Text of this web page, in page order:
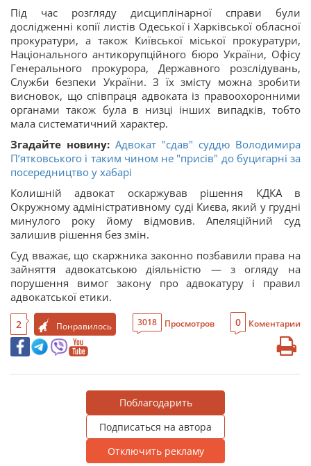
Під час розгляду дисциплінарної справи були
дослідженні копії листів Одеської і Харківської обласної
прокуратури, а також Київської міської прокуратури,
Національного антикорупційного бюро України, Офісу
Генерального прокурора, Державного розслідувань,
Служби безпеки України. З їх змісту можна зробити
висновок, що співпраця адвоката із правоохоронними
органами також була в низці інших випадків, тобто
мала систематичний характер.
Згадайте новину: Адвокат "сдав" суддю Володимира
Пʼятковського і таким чином не "присів" до буцигарні за
посередництво у хабарі
Колишній адвокат оскаржував рішення КДКА в
Окружному адміністративному суді Києва, який у грудні
минулого року йому відмовив. Апеляційний суд
залишив рішення без змін.
Суд вважає, що скаржника законно позбавили права на
зайняття адвокатською діяльністю —з огляду на
порушення вимог закону про адвокатуру і правил
адвокатської етики.
2 Понравилось 3018 Просмотров 0 Коментарии
Поблагодарить
Подписаться на автора
Отключить рекламу